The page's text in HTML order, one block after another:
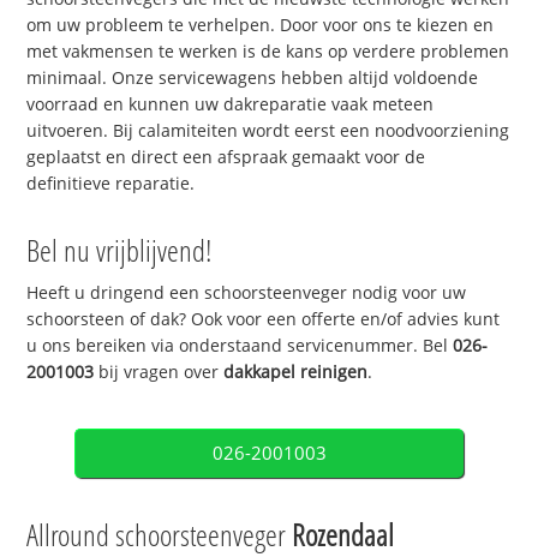
om uw probleem te verhelpen. Door voor ons te kiezen en
met vakmensen te werken is de kans op verdere problemen
minimaal. Onze servicewagens hebben altijd voldoende
voorraad en kunnen uw dakreparatie vaak meteen
uitvoeren. Bij calamiteiten wordt eerst een noodvoorziening
geplaatst en direct een afspraak gemaakt voor de
definitieve reparatie.
Bel nu vrijblijvend!
Heeft u dringend een schoorsteenveger nodig voor uw
schoorsteen of dak? Ook voor een offerte en/of advies kunt
u ons bereiken via onderstaand servicenummer. Bel026-
2001003 bij vragen overdakkapel reinigen.
026-2001003
Allround schoorsteenveger Rozendaal